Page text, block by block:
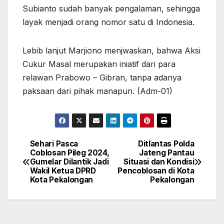
Subianto sudah banyak pengalaman, sehingga
layak menjadi orang nomor satu di Indonesia.
Lebib lanjut Marjiono menjwaskan, bahwa Aksi
Cukur Masal merupakan iniatif dari para
relawan Prabowo – Gibran, tanpa adanya
paksaan dari pihak manapun. (Adm-01)
Navigasi
pos
Ditlantas Polda
Jateng Pantau
Situasi dan Kondisi
Pencoblosan di Kota
Pekalongan
Sehari Pasca
Coblosan Pileg 2024,
Gumelar Dilantik Jadi
Wakil Ketua DPRD
Kota Pekalongan